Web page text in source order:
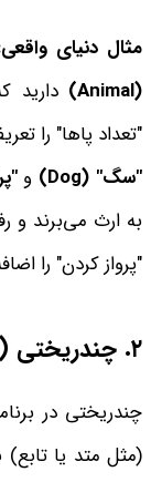
مثال دنیای واقعی
(Animal)
دارید
"تعداد پاها" را
"سگ" (Dog) و"
به ارث می‌برند و
"پرواز کردن" را
۲. چندریختی (Polymorphism)
چندریختی در
(مثل متد یا